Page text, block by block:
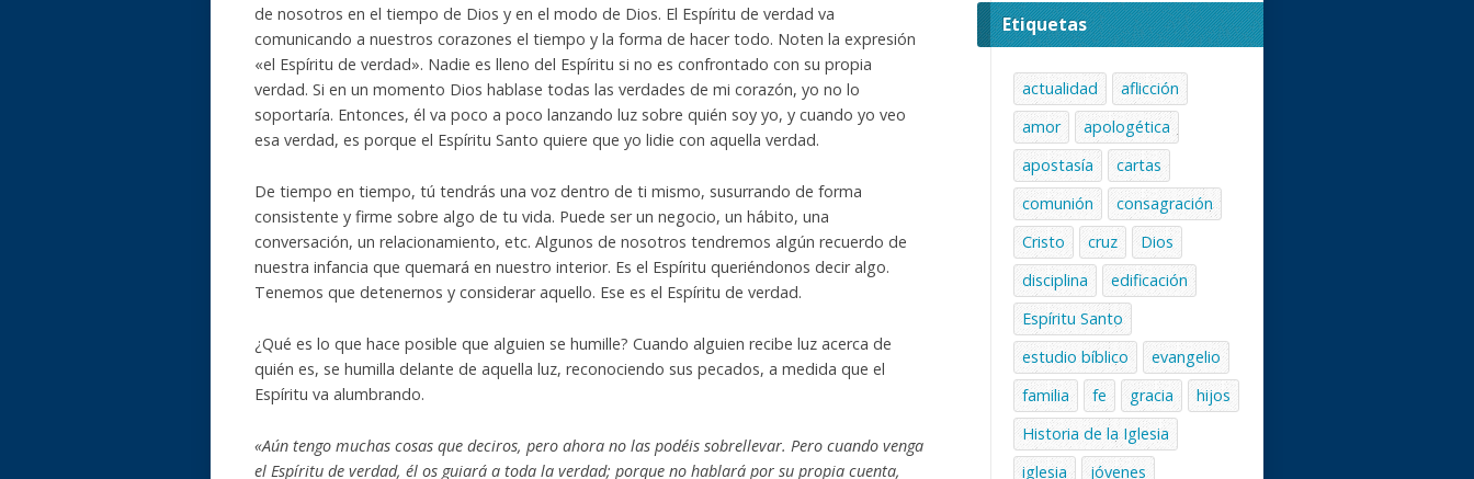
de nosotros en el tiempo de Dios y en el modo de Dios. El Espíritu de verdad va
comunicando a nuestros corazones el tiempo y la forma de hacer todo. Noten la expresión
«el Espíritu de verdad». Nadie es lleno del Espíritu si no es confrontado con su propia
verdad. Si en un momento Dios hablase todas las verdades de mi corazón, yo no lo
soportaría. Entonces, él va poco a poco lanzando luz sobre quién soy yo, y cuando yo veo
esa verdad, es porque el Espíritu Santo quiere que yo lidie con aquella verdad.
De tiempo en tiempo, tú tendrás una voz dentro de ti mismo, susurrando de forma
consistente y firme sobre algo de tu vida. Puede ser un negocio, un hábito, una
conversación, un relacionamiento, etc. Algunos de nosotros tendremos algún recuerdo de
nuestra infancia que quemará en nuestro interior. Es el Espíritu queriéndonos decir algo.
Tenemos que detenernos y considerar aquello. Ese es el Espíritu de verdad.
¿Qué es lo que hace posible que alguien se humille? Cuando alguien recibe luz acerca de
quién es, se humilla delante de aquella luz, reconociendo sus pecados, a medida que el
Espíritu va alumbrando.
«Aún tengo muchas cosas que deciros, pero ahora no las podéis sobrellevar. Pero cuando venga
el Espíritu de verdad, él os guiará a toda la verdad; porque no hablará por su propia cuenta,
Etiquetas
actualidad
aflicción
amor
apologética
apostasía
cartas
comunión
consagración
Cristo
cruz
Dios
disciplina
edificación
Espíritu Santo
estudio bíblico
evangelio
familia
fe gracia
hijos
Historia de la Iglesia
iglesia
jóvenes